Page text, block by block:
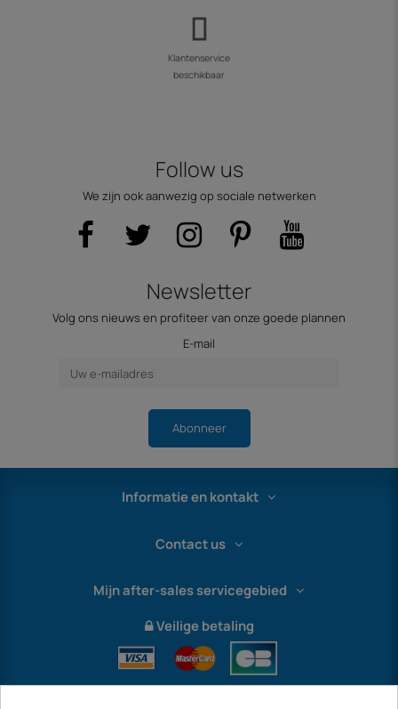
Klantenservice
beschikbaar
Follow us
We zijn ook aanwezig op sociale netwerken
Newsletter
Volg ons nieuws en profiteer van onze goede plannen
E-mail
Abonneer
Informatie en kontakt
Contact us
Mijn after-sales servicegebied
Veilige betaling